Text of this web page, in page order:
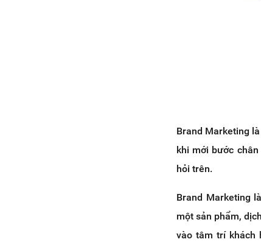
Brand Marketing
khi mới bước
hỏi trên.
Brand Marketing
một sản phẩm,
vào tâm trí khách